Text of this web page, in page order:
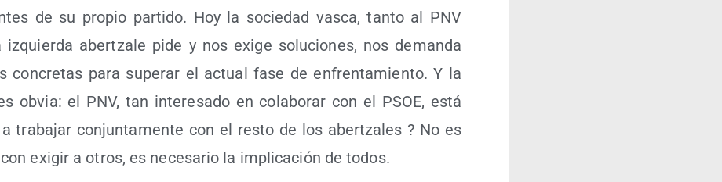
de su pro­pio par­ti­do. Hoy la socie­dad vas­ca, tan­to al PNV
aber­tza­le pide y nos exi­ge solu­cio­nes, nos deman­da
con­cre­tas para supe­rar el actual fase de enfren­ta­mien­to. Y la
obvia: el PNV, tan intere­sa­do en cola­bo­rar con el PSOE, está
tra­ba­jar con­jun­ta­men­te con el res­to de los aber­tza­les ? No es
exi­gir a otros, es nece­sa­rio la impli­ca­ción de todos.